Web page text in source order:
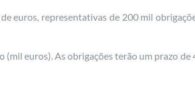
euros, representativas de 200 mil
euros). As obrigações terão um prazo de